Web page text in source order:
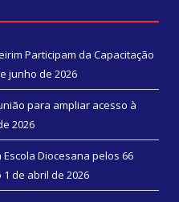
Participam da Capacitação
junho de 2026
para ampliar acesso à
2026
Diocesana pelos 66
1 de abril de 2026